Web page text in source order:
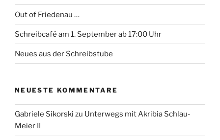
Out of Friedenau …
Schreibcafé am 1. September ab 17:00 Uhr
Neues aus der Schreibstube
NEUESTE KOMMENTARE
Gabriele Sikorski zu Unterwegs mit Akribia Schlau-
Meier II